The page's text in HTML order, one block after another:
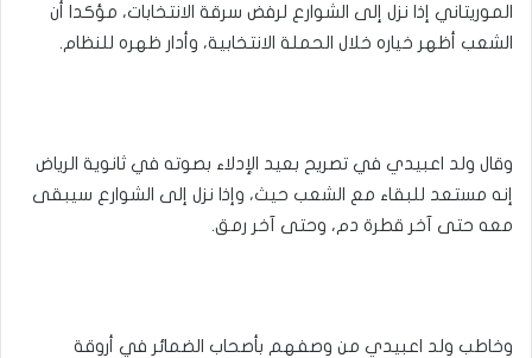
الموريتاني إذا نزل إلى الشوارع لرفض سرقة الانتخابات، مؤكدا أن
الشعب أظهر خياره خلال الحملة الانتخابية، وأدار ظهره للنظام.
وقال ولد اعبيدي في تصريح بعيد الإدلاء بصوته في ثانوية الرياض
إنه مستعد للبقاء مع الشعب حيث، وإذا نزل إلى الشوارع سيبقى
معه حتى آخر قطرة دم، وحتى آخر رمق.
وخاطب ولد اعبيدي من وصفهم بأصحاب الضمائر في أروقة